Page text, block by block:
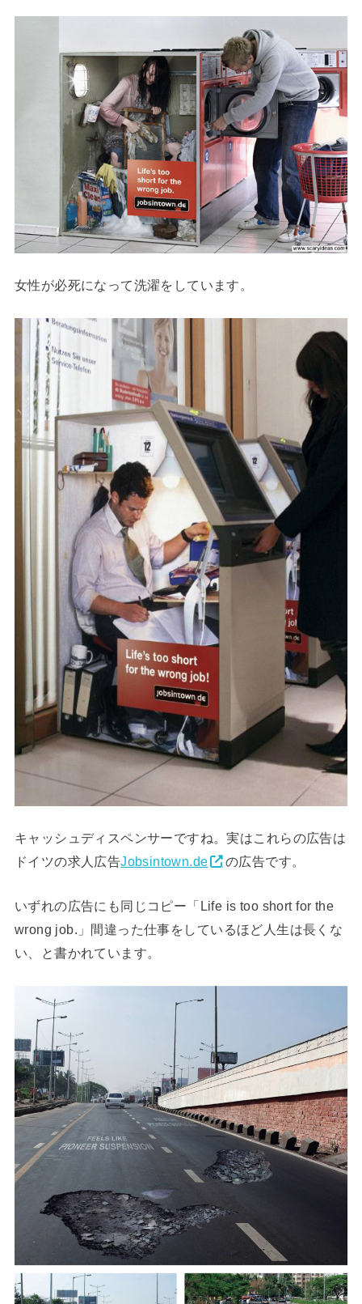
女性が必死になって洗濯をしています。
キャッシュディスペンサーですね。実はこれらの広告は
ドイツの求人広告Jobsintown.de の広告です。
いずれの広告にも同じコピー「Life is too short for the
wrong job.」間違った仕事をしているほど人生は長くな
い、と書かれています。